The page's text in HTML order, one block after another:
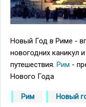
Новый Год в Риме -
новогодних каникул
путешествия. Рим -
Нового Года
Рим Новый